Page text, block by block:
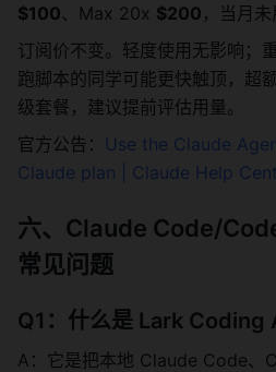
$100、Max 20x $200 ，当月未
订阅价不变。轻度使用无影响；
跑脚本的同学可能更快触顶，超
级套餐，建议提前评估用量。
官方公告： Use the Claude
Claude plan | Claude Help
六、Claude Code/
常见问题
Q1：什么是 Lark Coding
A：它是把本地 Claude Code、